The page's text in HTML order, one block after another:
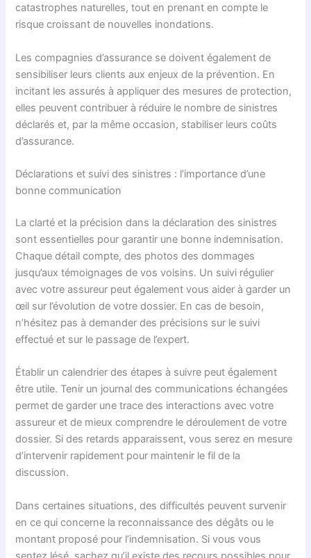
catastrophes naturelles, tout en prenant en compte le
risque croissant de nouvelles inondations.
Les compagnies d’assurance se doivent également de
sensibiliser leurs clients aux enjeux de la prévention. En
incitant les assurés à appliquer des mesures de protection,
elles peuvent contribuer à réduire le nombre de sinistres
déclarés et, par la même occasion, stabiliser leurs coûts
d’assurance.
Déclarations et suivi des sinistres : l’importance d’une
bonne communication
La clarté et la précision dans la déclaration des sinistres
sont essentielles pour garantir une bonne indemnisation.
Chaque détail compte, des photos des dommages
jusqu’aux témoignages de vos voisins. Un suivi régulier
avec votre assureur peut également vous aider à garder un
œil sur l’évolution de votre dossier. En cas de besoin,
n’hésitez pas à demander des précisions sur le suivi
effectué et sur le passage de l’expert.
Établir un calendrier des étapes à suivre peut également
être utile. Tenir un journal des communications échangées
permet de garder une trace des interactions avec votre
assureur et de mieux comprendre le déroulement de votre
dossier. Si des retards apparaissent, vous serez en mesure
d’intervenir rapidement pour maintenir le fil de la
discussion.
Dans certaines situations, des difficultés peuvent survenir
en ce qui concerne la reconnaissance des dégâts ou le
montant proposé pour l’indemnisation. Si vous vous